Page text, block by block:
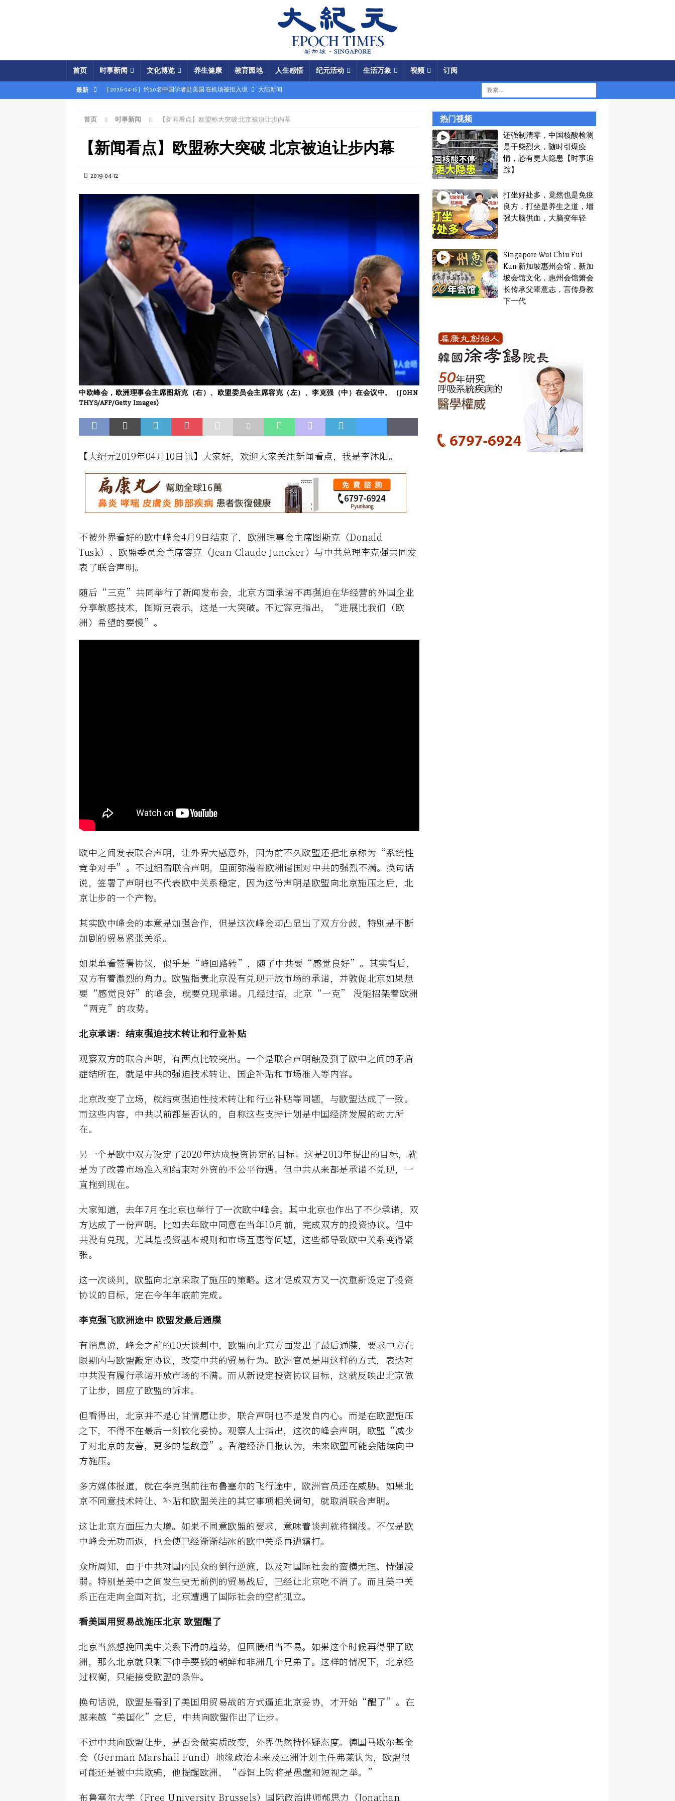
首页 时事新闻 文化博览 养生健康 教育园地 人生感悟 纪元活动 生活万象 视频 订阅
最新 [ 2026-04-16 ] 约20名中国学者赴美国 在机场被拒入境 大陆新闻
[ 2026-04-15 ] 伊朗被曝密购中共间谍卫星 瞄准美军基地 国际新闻
[ 2026-04-15 ] 【时事金扫描】四艘中国油轮闯关记 美军结盟控制马六甲海峡 视频
[ 2026-04-03 ] 专家：美军军事胜利牵动中共军中震荡
[ 2026-04-02 ]
[ 2026-04-02 ] 【时事金扫描】美军炸平“美国大使馆”美载人飞船重返月球 视频
[ 2026-04-17 ] 美破獲大規模禮品卡詐騙 贓款成中共軍費
首页 时事新闻 【新闻看点】欧盟称大突破 北京被迫让步内幕
【新闻看点】欧盟称大突破 北京被迫让步内幕
2019-04-12
中欧峰会，欧洲理事会主席图斯克（右）、欧盟委员会主席容克（左）、李克强（中）在会议中。（JOHN
THYS/AFP/Getty Images)
【大纪元2019年04月10日讯】大家好，欢迎大家关注新闻看点，我是李沐阳。
不被外界看好的欧中峰会4月9日结束了，欧洲理事会主席图斯克（Donald
Tusk）、欧盟委员会主席容克（Jean-Claude Juncker）与中共总理李克强共同发
表了联合声明。
随后“三克”共同举行了新闻发布会，北京方面承诺不再强迫在华经营的外国企业
分享敏感技术，图斯克表示，这是一大突破。不过容克指出，“进展比我们（欧
洲）希望的要慢”。
欧中之间发表联合声明，让外界大感意外，因为前不久欧盟还把北京称为“系统性
竞争对手”。不过细看联合声明，里面弥漫着欧洲诸国对中共的强烈不满。换句话
说，签署了声明也不代表欧中关系稳定，因为这份声明是欧盟向北京施压之后，北
京让步的一个产物。
其实欧中峰会的本意是加强合作，但是这次峰会却凸显出了双方分歧，特别是不断
加剧的贸易紧张关系。
如果单看签署协议，似乎是“峰回路转”，随了中共要“感觉良好”。其实背后，
双方有着激烈的角力。欧盟指责北京没有兑现开放市场的承诺，并敦促北京如果想
要“感觉良好”的峰会，就要兑现承诺。几经过招，北京“一克” 没能招架着欧洲
“两克”的攻势。
北京承诺：结束强迫技术转让和行业补贴
观察双方的联合声明，有两点比较突出。一个是联合声明触及到了欧中之间的矛盾
症结所在，就是中共的强迫技术转让、国企补贴和市场准入等内容。
北京改变了立场，就结束强迫性技术转让和行业补贴等问题，与欧盟达成了一致。
而这些内容，中共以前都是否认的，自称这些支持计划是中国经济发展的动力所
在。
另一个是欧中双方设定了2020年达成投资协定的目标。这是2013年提出的目标，就
是为了改善市场准入和结束对外资的不公平待遇。但中共从来都是承诺不兑现，一
直拖到现在。
大家知道，去年7月在北京也举行了一次欧中峰会。其中北京也作出了不少承诺，双
方达成了一份声明。比如去年欧中同意在当年10月前，完成双方的投资协议。但中
共没有兑现，尤其是投资基本规则和市场互惠等问题，这些都导致欧中关系变得紧
张。
这一次谈判，欧盟向北京采取了施压的策略。这才促成双方又一次重新设定了投资
协议的目标，定在今年年底前完成。
李克强飞欧洲途中 欧盟发最后通牒
有消息说，峰会之前的10天谈判中，欧盟向北京方面发出了最后通牒，要求中方在
限期内与欧盟敲定协议，改变中共的贸易行为。欧洲官员是用这样的方式，表达对
中共没有履行承诺开放市场的不满。而从新设定投资协议目标，这就反映出北京做
了让步，回应了欧盟的诉求。
但看得出，北京并不是心甘情愿让步，联合声明也不是发自内心。而是在欧盟施压
之下，不得不在最后一刻软化妥协。观察人士指出，这次的峰会声明，欧盟“减少
了对北京的友善，更多的是敌意”。香港经济日报认为，未来欧盟可能会陆续向中
方施压。
多方媒体报道，就在李克强前往布鲁塞尔的飞行途中，欧洲官员还在威胁。如果北
京不同意技术转让、补贴和欧盟关注的其它事项相关词句，就取消联合声明。
这让北京方面压力大增。如果不同意欧盟的要求，意味着谈判就将搁浅。不仅是欧
中峰会无功而返，也会使已经渐渐结冰的欧中关系再遭霜打。
众所周知，由于中共对国内民众的倒行逆施，以及对国际社会的蛮横无理、恃强凌
弱。特别是美中之间发生史无前例的贸易战后，已经让北京吃不消了。而且美中关
系正在走向全面对抗，北京遭遇了国际社会的空前孤立。
看美国用贸易战施压北京 欧盟醒了
北京当然想挽回美中关系下滑的趋势，但回暖相当不易。如果这个时候再得罪了欧
洲，那么北京就只剩下伸手要钱的朝鲜和非洲几个兄弟了。这样的情况下，北京经
过权衡，只能接受欧盟的条件。
换句话说，欧盟是看到了美国用贸易战的方式逼迫北京妥协，才开始“醒了”。在
越来越“美国化”之后，中共向欧盟作出了让步。
不过中共向欧盟让步，是否会做实质改变，外界仍然持怀疑态度。德国马歇尔基金
会（German Marshall Fund）地缘政治未来及亚洲计划主任弗莱认为，欧盟很
可能还是被中共欺骗，他提醒欧洲，“吞饵上钩将是愚蠢和短视之举。”
布鲁塞尔大学（Free University Brussels）国际政治讲师郝思力（Jonathan
热门视频
还强制清零，中国核酸检测
是干柴烈火，随时引爆疫
情，恐有更大隐患【时事追
踪】
打坐好处多，竟然也是免疫
良方，打坐是养生之道，增
强大脑供血，大脑变年轻
Singapore Wui Chiu Fui
Kun 新加坡惠州会馆，新加
坡会馆文化，惠州会馆箫会
长传承父辈意志，言传身教
下一代